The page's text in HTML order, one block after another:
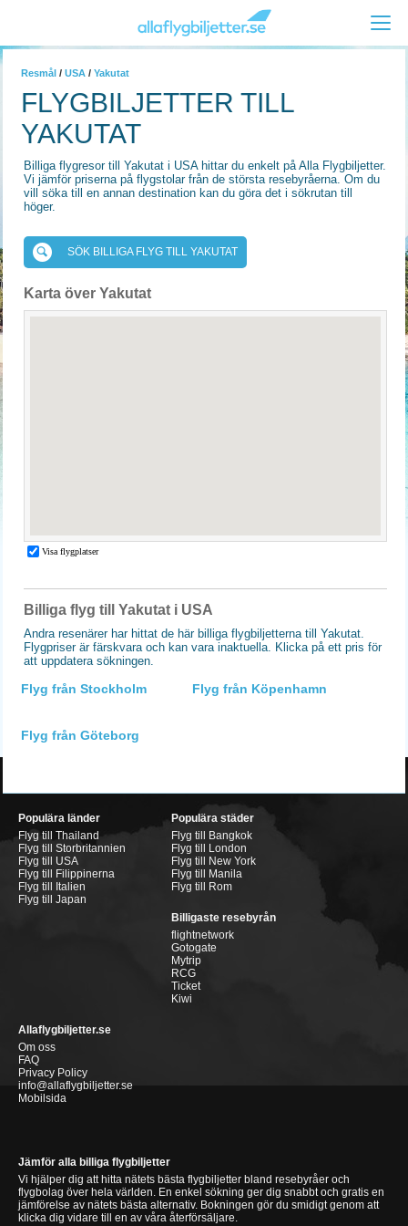
Resmål / USA / Yakutat
FLYGBILJETTER TILL
YAKUTAT
Billiga flygresor till Yakutat i USA hittar du enkelt på Alla Flygbiljetter.
Vi jämför priserna på flygstolar från de största resebyråerna. Om du
vill söka till en annan destination kan du göra det i sökrutan till
höger.
SÖK BILLIGA FLYG TILL YAKUTAT
Karta över Yakutat
Billiga flyg till Yakutat i USA
Andra resenärer har hittat de här billiga flygbiljetterna till Yakutat.
Flygpriser är färskvara och kan vara inaktuella. Klicka på ett pris för
att uppdatera sökningen.
Flyg från Stockholm Flyg från Köpenhamn
Flyg från Göteborg
Populära länder
Flyg till Thailand
Flyg till Storbritannien
Flyg till USA
Flyg till Filippinerna
Flyg till Italien
Flyg till Japan
Populära städer
Flyg till Bangkok
Flyg till London
Flyg till New York
Flyg till Manila
Flyg till Rom
Billigaste resebyrån
flightnetwork
Gotogate
Mytrip
RCG
Ticket
Kiwi
Allaflygbiljetter.se
Om oss
FAQ
Privacy Policy
info@allaflygbiljetter.se
Mobilsida
Jämför alla billiga flygbiljetter
Vi hjälper dig att hitta nätets bästa flygbiljetter bland resebyråer och
flygbolag över hela världen. En enkel sökning ger dig snabbt och gratis en
jämförelse av nätets bästa alternativ. Bokningen gör du smidigt genom att
klicka dig vidare till en av våra återförsäljare.